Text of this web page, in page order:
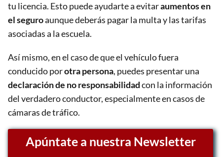
tu licencia. Esto puede ayudarte a evitaraumentos en
el seguroaunque deberás pagar la multa y las tarifas
asociadas a la escuela.
Así mismo, en el caso de que el vehículo fuera
conducido porotra persona, puedes presentar una
declaración de no responsabilidadcon la información
del verdadero conductor, especialmente en casos de
cámaras de tráfico.
Apúntate a nuestra Newsletter